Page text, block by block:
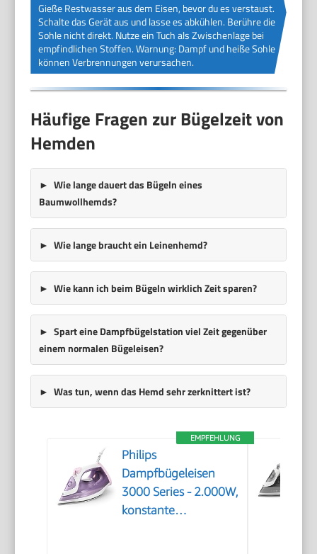
Gieße Restwasser aus dem Eisen, bevor du es verstaust.
Schalte das Gerät aus und lasse es abkühlen. Berühre die
Sohle nicht direkt. Nutze ein Tuch als Zwischenlage bei
empfindlichen Stoffen. Warnung: Dampf und heiße Sohle
können Verbrennungen verursachen.
Häufige Fragen zur Bügelzeit von
Hemden
Wie lange dauert das Bügeln eines
Baumwollhemds?
Wie lange braucht ein Leinenhemd?
Wie kann ich beim Bügeln wirklich Zeit sparen?
Spart eine Dampfbügelstation viel Zeit gegenüber
einem normalen Bügeleisen?
Was tun, wenn das Hemd sehr zerknittert ist?
EMPFEHLUNG
Philips
Dampfbügeleisen
3000 Series - 2.000W,
konstante